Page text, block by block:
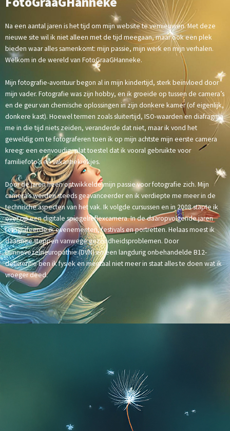
Na een aantal jaren is het tijd om mijn website te vernieuwen. Met deze
nieuwe site wil ik niet alleen met de tijd meegaan, maar ook een plek
bieden waar alles samenkomt: mijn passie, mijn werk en mijn verhalen.
Welkom in de wereld van FotoGraaGHanneke.
Mijn fotografie-avontuur begon al in mijn kindertijd, sterk beïnvloed door
mijn vader. Fotografie was zijn hobby, en ik groeide op tussen de camera’s
en de geur van chemische oplossingen in zijn donkere kamer (of eigenlijk,
donkere kast). Hoewel termen zoals sluitertijd, ISO-waarden en diafragma
me in die tijd niets zeiden, veranderde dat niet, maar ik vond het
geweldig om te fotograferen toen ik op mijn achtste mijn eerste camera
kreeg: een eenvoudig, plat toestel dat ik vooral gebruikte voor
familiefoto’s en vakantiekiekjes.
Door de jaren heen ontwikkelde mijn passie voor fotografie zich. Mijn
camera’s werden steeds geavanceerder en ik verdiepte me meer in de
technische aspecten van het vak. Ik volgde cursussen en in 2008 stapte ik
over op een digitale spiegelreflexcamera. In de daaropvolgende jaren
fotografeerde ik evenementen, festivals en portretten. Helaas moest ik
daarmee stoppen vanwege gezondheidsproblemen. Door
Dunnevezelneuropathie (DVN) en een langdurig onbehandelde B12-
deficiëntie ben ik fysiek en mentaal niet meer in staat alles te doen wat ik
vroeger deed.